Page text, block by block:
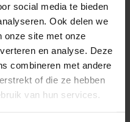
social media te bieden
Ook delen we
onze site met onze
en analyse. Deze
combineren met andere
of die ze hebben
van hun services.
december 2023,